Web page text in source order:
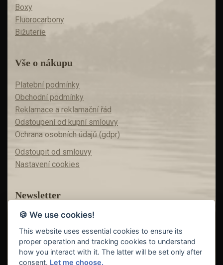
Boxy
Fluorocarbony
Bižuterie
Vše o nákupu
Platební podmínky
Obchodní podmínky
Reklamace a reklamační řád
Odstoupení od kupní smlouvy
Ochrana osobních údajů (gdpr)
Odstoupit od smlouvy
Nastavení cookies
Newsletter
Máte zájem o akční nabídky?
Teď už vám nic neunikne!
🍪 We use cookies!
This website uses essential cookies to ensure its
proper operation and tracking cookies to understand
how you interact with it. The latter will be set only after
consent. Let me choose.